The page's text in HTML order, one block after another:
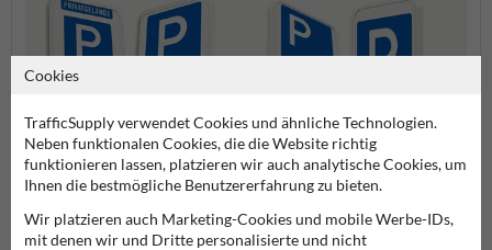
Parken erlaubt Schilder
Elektrofahrzeuge Schilder
Cookies
TrafficSupply verwendet Cookies und ähnliche Technologien.
Neben funktionalen Cookies, die die Website richtig
funktionieren lassen, platzieren wir auch analytische Cookies, um
Ihnen die bestmögliche Benutzererfahrung zu bieten.
Wir platzieren auch Marketing-Cookies und mobile Werbe-IDs,
mit denen wir und Dritte personalisierte und nicht